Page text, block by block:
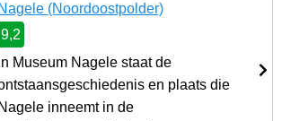
Nagele (Noordoostpolder)
9,2
In Museum Nagele staat de
en plaats die
Nagele inneemt in de